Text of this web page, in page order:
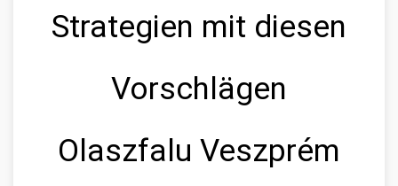
Strategien mit diesen
Vorschlägen
Olaszfalu Veszprém